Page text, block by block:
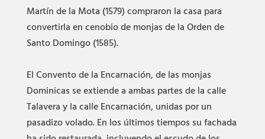
Martín de la Mota (1579) compraron la casa para
convertirla en cenobio de monjas de la Orden de
Santo Domingo (1585).
ElConvento de la Encarnación, de las monjas
Dominicas se extiende a ambas partes de la calle
Talavera y la calle Encarnación, unidas por un
pasadizo volado. En los últimos tiempos su fachada